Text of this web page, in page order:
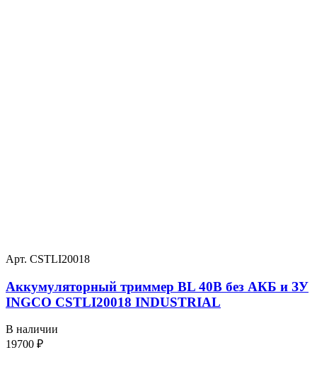
Арт. CSTLI20018
Аккумуляторный триммер BL 40В без АКБ и ЗУ
INGCO CSTLI20018 INDUSTRIAL
В наличии
19700 ₽